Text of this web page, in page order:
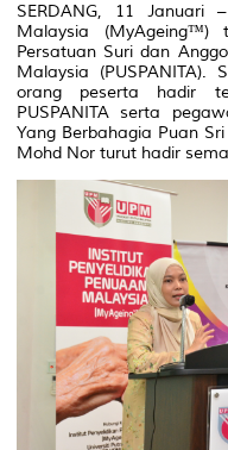
SERDANG, 11 Januari
Malaysia (MyAgeing™)
Persatuan Suri dan
Malaysia
orang peserta hadir
PUSPANITA serta
Yang Berbahagia Puan
Mohd Nor turut hadir